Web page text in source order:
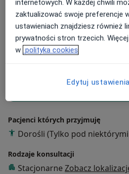
Psychoterapia
Terapia poznawczo-
Psychoterapia integracyjna
Główne obszary pomocy
Zaburzenia w relacjach
Pacjenci których przyjmuję
Dorośli (Tylko pod
Rodzaje konsultacji
Stacjonarne Zobacz
internetowych. W każdej chwili
zaktualizować swoje preferencje
ustawieniach znajdziesz również
prywatności stron trzecich.
w polityka cookies
Edytuj ustawienia